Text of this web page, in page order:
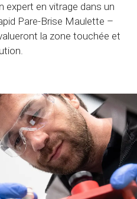
expert en vitrage dans un
Pare-Brise Maulette –
la zone touchée et